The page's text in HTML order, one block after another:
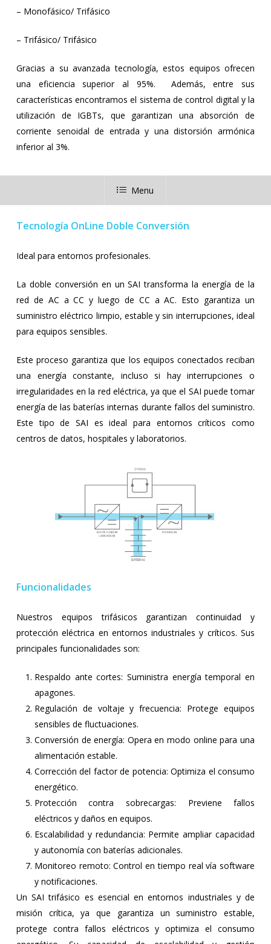
– Monofásico/ Trifásico
– Trifásico/ Trifásico
Gracias a su avanzada tecnología, estos equipos ofrecen
una eficiencia superior al 95%. Además, entre sus
características encontramos el sistema de control digital y la
utilización de IGBTs, que garantizan una absorción de
corriente senoidal de entrada y una distorsión armónica
inferior al 3%.
Menu
Tecnología OnLine Doble Conversión
Ideal para entornos profesionales.
La doble conversión en un SAI transforma la energía de la
red de AC a CC y luego de CC a AC. Esto garantiza un
suministro eléctrico limpio, estable y sin interrupciones, ideal
para equipos sensibles.
Este proceso garantiza que los equipos conectados reciban
una energía constante, incluso si hay interrupciones o
irregularidades en la red eléctrica, ya que el SAI puede tomar
energía de las baterías internas durante fallos del suministro.
Este tipo de SAI es ideal para entornos críticos como
centros de datos, hospitales y laboratorios.
Funcionalidades
Nuestros equipos trifásicos garantizan continuidad y
protección eléctrica en entornos industriales y críticos. Sus
principales funcionalidades son:
Respaldo ante cortes: Suministra energía temporal en
apagones.
Regulación de voltaje y frecuencia: Protege equipos
sensibles de fluctuaciones.
Conversión de energía: Opera en modo online para una
alimentación estable.
Corrección del factor de potencia: Optimiza el consumo
energético.
Protección contra sobrecargas: Previene fallos
eléctricos y daños en equipos.
Escalabilidad y redundancia: Permite ampliar capacidad
y autonomía con baterías adicionales.
Monitoreo remoto: Control en tiempo real vía software
y notificaciones.
Un SAI trifásico es esencial en entornos industriales y de
misión crítica, ya que garantiza un suministro estable,
protege contra fallos eléctricos y optimiza el consumo